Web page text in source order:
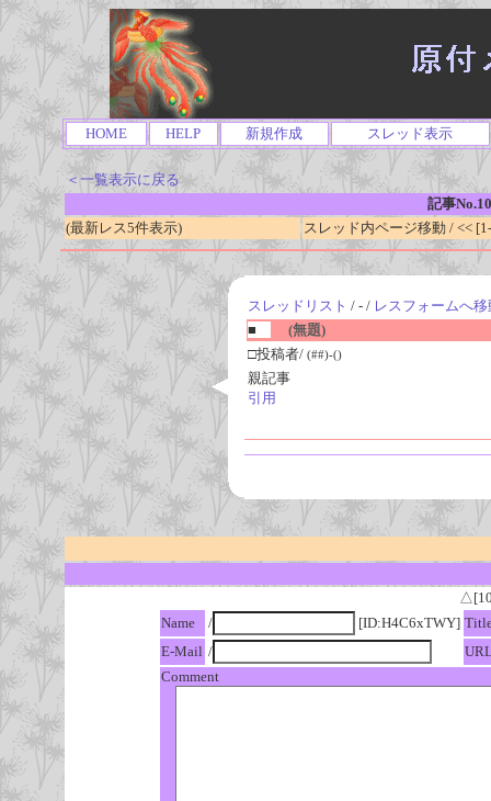
HOME HELP 新規作成 スレッド表示
＜一覧表示に戻る
記事
(最新レス5件表示)
スレッド内ページ移動 / <<
スレッドリスト / - / レスフォームへ移
■
(無題)
□投稿者/ (##)-()
親記事
引用
Name
/ [ID:H4C6xTWY]
E-Mail /
Comment